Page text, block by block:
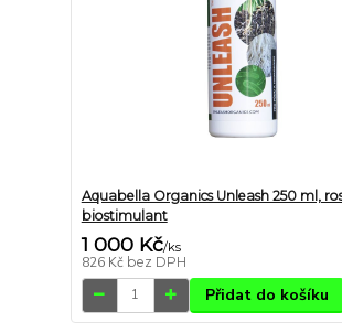
Aquabella Organics Unleash 250 ml,
biostimulant
1 000 Kč/ks
826 Kč bez DPH
Přidat do košíku